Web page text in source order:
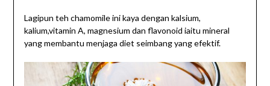
Lagipun teh chamomile ini kaya dengan kalsium,
kalium,vitamin A, magnesium dan flavonoid iaitu mineral
yang membantu menjaga diet seimbang yang efektif.